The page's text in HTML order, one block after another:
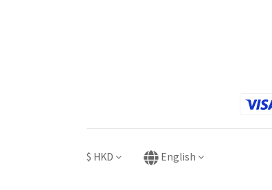
$ HKD English